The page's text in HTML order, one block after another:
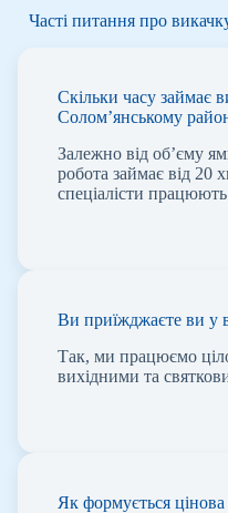
Часті питання про
Скільки часу займає
Солом’янському
Залежно від об’єму
робота займає від 20
спеціалісти
Ви приїжджаєте ви у
Так, ми працюємо
вихідними та
Як формується цінова